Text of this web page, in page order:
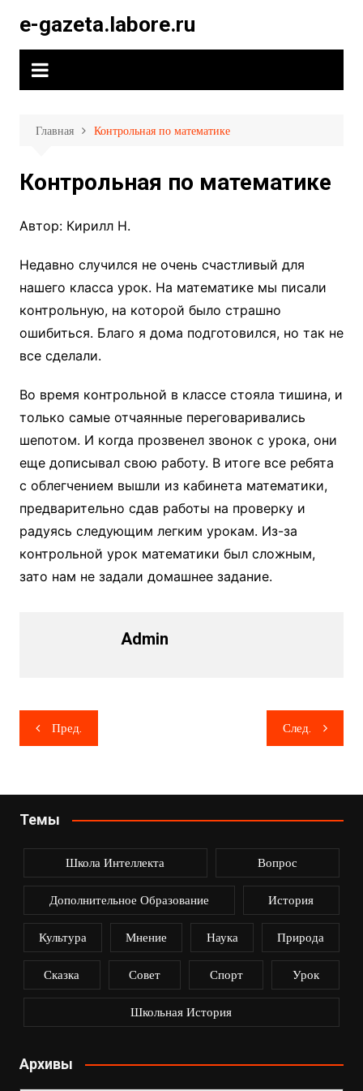
содержимому
e-gazeta.labore.ru
Главная Контрольная по математике
Контрольная по математике
Автор: Кирилл Н.
Недавно случился не очень счастливый для
нашего класса урок. На математике мы писали
контрольную, на которой было страшно
ошибиться. Благо я дома подготовился, но так не
все сделали.
Во время контрольной в классе стояла тишина, и
только самые отчаянные переговаривались
шепотом. И когда прозвенел звонок с урока, они
еще дописывал свою работу. В итоге все ребята
с облегчением вышли из кабинета математики,
предварительно сдав работы на проверку и
радуясь следующим легким урокам. Из-за
контрольной урок математики был сложным,
зато нам не задали домашнее задание.
Admin
Навигация
по
Пред. След.
Темы
Школа Интеллекта Вопрос
Дополнительное Образование История
Культура Мнение Наука Природа
Сказка Совет Спорт Урок
Школьная История
Архивы